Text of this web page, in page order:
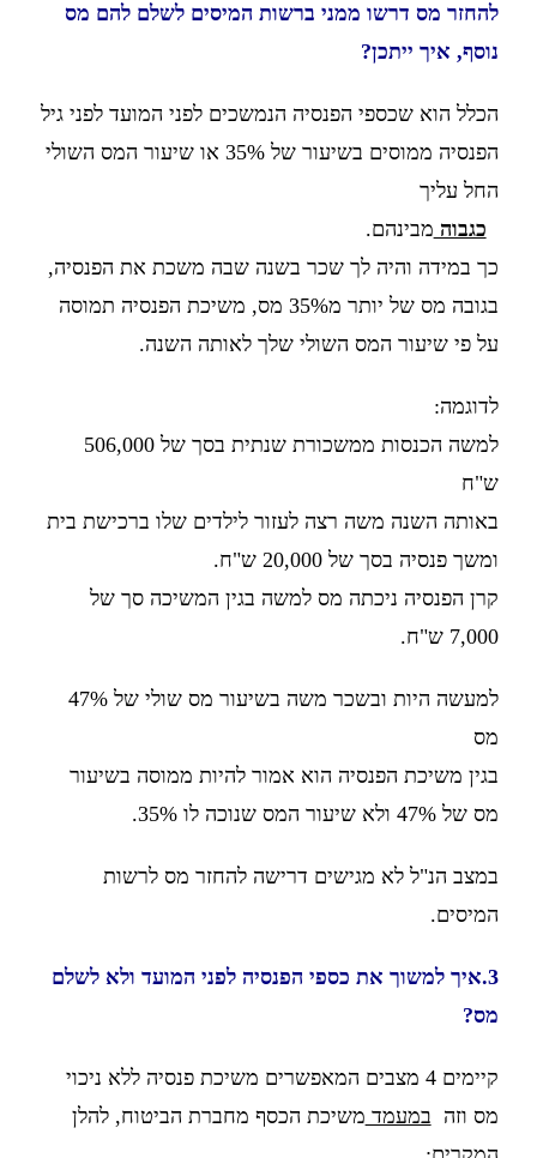
להחזר מס דרשו ממני ברשות המיסים לשלם להם מס
נוסף, איך ייתכן?
הכלל הוא שכספי הפנסיה הנמשכים לפני המועד לפני גיל
הפנסיה ממוסים בשיעור של 35% או שיעור המס השולי
החל עליך
כגבוה מבינהם.
כך במידה והיה לך שכר בשנה שבה משכת את הפנסיה,
בגובה מס של יותר מ35% מס, משיכת הפנסיה תמוסה
על פי שיעור המס השולי שלך לאותה השנה.
לדוגמה:
למשה הכנסות ממשכורת שנתית בסך של 506,000
ש"ח
באותה השנה משה רצה לעזור לילדים שלו ברכישת בית
ומשך פנסיה בסך של 20,000 ש"ח.
קרן הפנסיה ניכתה מס למשה בגין המשיכה סך של
7,000 ש"ח.
למעשה היות ובשכר משה בשיעור מס שולי של 47%
מס
בגין משיכת הפנסיה הוא אמור להיות ממוסה בשיעור
מס של 47% ולא שיעור המס שנוכה לו 35%.
במצב הנ"ל לא מגישים דרישה להחזר מס לרשות
המיסים.
3.איך למשוך את כספי הפנסיה לפני המועד ולא לשלם
מס?
קיימים 4 מצבים המאפשרים משיכת פנסיה ללא ניכוי
מס וזה במעמד משיכת הכסף מחברת הביטוח, להלן